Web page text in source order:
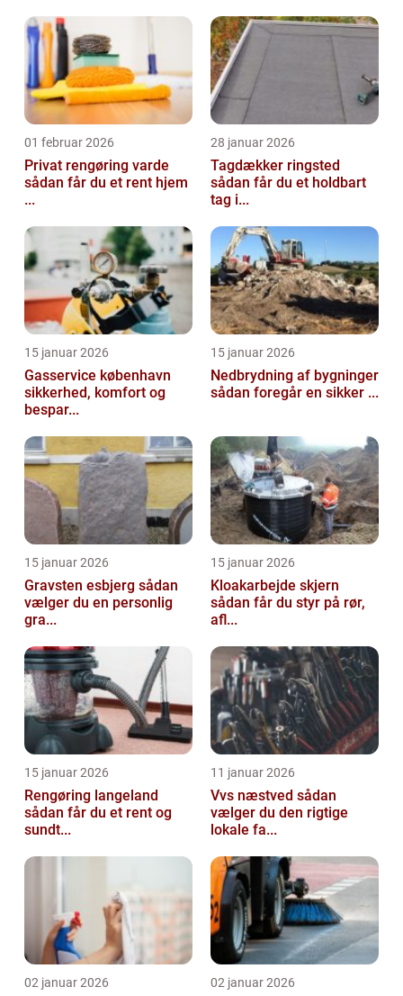
01 februar 2026
Privat rengøring varde
sådan får du et rent hjem
...
28 januar 2026
Tagdækker ringsted
sådan får du et holdbart
tag i...
15 januar 2026
Gasservice københavn
sikkerhed, komfort og
bespar...
15 januar 2026
Nedbrydning af bygninger
sådan foregår en sikker ...
15 januar 2026
Gravsten esbjerg sådan
vælger du en personlig
gra...
15 januar 2026
Kloakarbejde skjern
sådan får du styr på rør,
afl...
15 januar 2026
Rengøring langeland
sådan får du et rent og
sundt...
11 januar 2026
Vvs næstved sådan
vælger du den rigtige
lokale fa...
02 januar 2026 02 januar 2026